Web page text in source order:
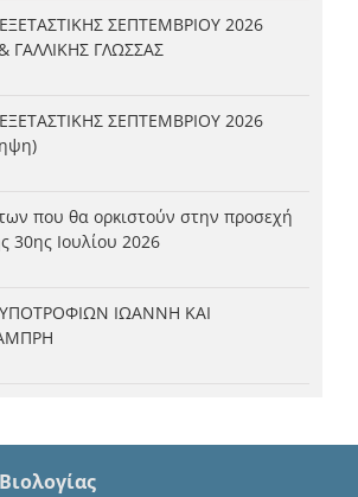
ΣΕΠΤΕΜΒΡΙΟΥ 2026
ΓΑΛΛΙΚΗΣ ΓΛΩΣΣΑΣ
ΣΕΠΤΕΜΒΡΙΟΥ 2026
που θα ορκιστούν στην προσεχή
30ης Ιουλίου 2026
ΙΩΑΝΝΗ ΚΑΙ